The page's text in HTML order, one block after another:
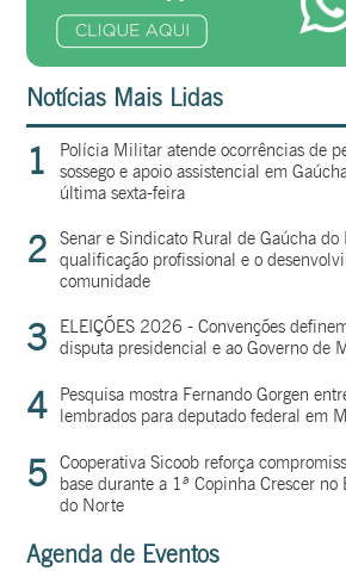
Notícias Mais Lidas
1
Polícia Militar atende ocorrências de
sossego e apoio assistencial em
última sexta-feira
2
Senar e Sindicato Rural de Gaúcha
qualificação profissional e o
comunidade
3
ELEIÇÕES 2026 - Convenções
disputa presidencial e ao Governo de
4
Pesquisa mostra Fernando Gorgen
lembrados para deputado federal em
5 Cooperativa Sicoob reforça
base durante a 1ª Copinha Crescer no
do Norte
Agenda de Eventos